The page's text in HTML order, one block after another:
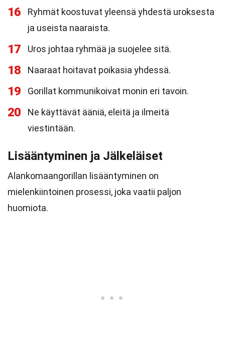
16
Ryhmät koostuvat yleensä yhdestä uroksesta
ja useista naaraista.
17 Uros johtaa ryhmää ja suojelee sitä.
18 Naaraat hoitavat poikasia yhdessä.
19 Gorillat kommunikoivat monin eri tavoin.
20
Ne käyttävät ääniä, eleitä ja ilmeitä
viestintään.
Lisääntyminen ja Jälkeläiset
Alankomaangorillan lisääntyminen on
mielenkiintoinen prosessi, joka vaatii paljon
huomiota.